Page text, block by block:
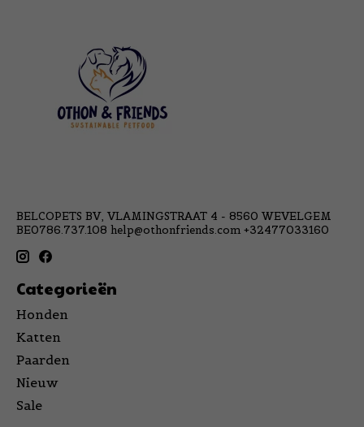
BELCOPETS BV, VLAMINGSTRAAT 4 - 8560 WEVELGEM
BE0786.737.108 help@othonfriends.com +32477033160
Categorieën
Honden
Katten
Paarden
Nieuw
Sale